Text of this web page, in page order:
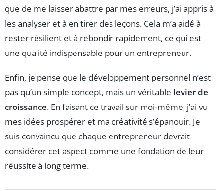
que de me laisser abattre par mes erreurs, j’ai appris à
les analyser et à en tirer des leçons. Cela m’a aidé à
rester résilient et à rebondir rapidement, ce qui est
une qualité indispensable pour un entrepreneur.
Enfin, je pense que le développement personnel n’est
pas qu’un simple concept, mais un véritable levier de
croissance. En faisant ce travail sur moi-même, j’ai vu
mes idées prospérer et ma créativité s’épanouir. Je
suis convaincu que chaque entrepreneur devrait
considérer cet aspect comme une fondation de leur
réussite à long terme.